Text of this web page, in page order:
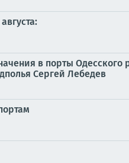
в порты
Сергей Лебедев